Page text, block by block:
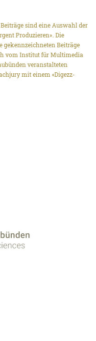
sind eine Auswahl der
Produzieren». Die
gekennzeichneten Beiträge
vom Institut für Multimedia
veranstalteten
mit einem «Digezz-